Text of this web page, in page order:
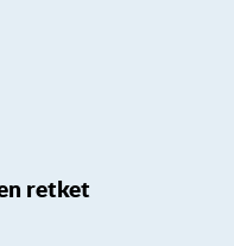
retket